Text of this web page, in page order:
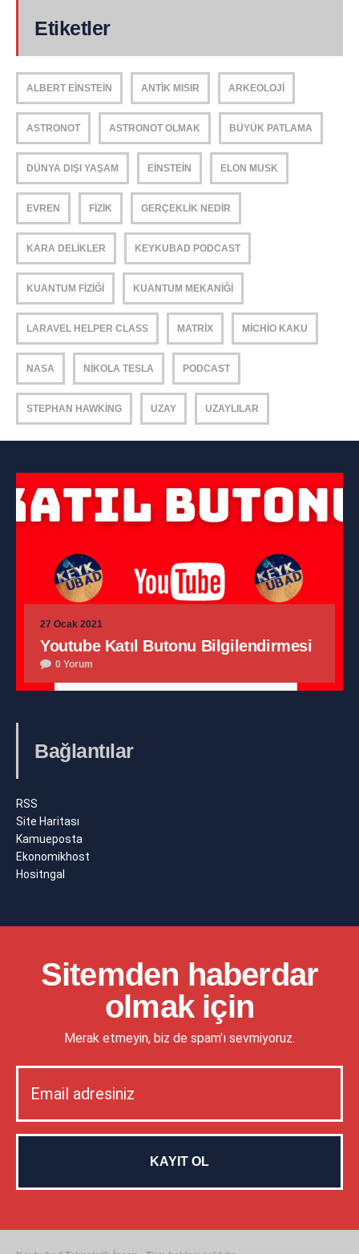
Etiketler
ALBERT EINSTEIN ANTIK MISIR ARKEOLOJI
ASTRONOT ASTRONOT OLMAK BÜYÜK PATLAMA
DÜNYA DIŞI YAŞAM EINSTEIN ELON MUSK
EVREN FIZIK GERÇEKLIK NEDIR
KARA DELIKLER KEYKUBAD PODCAST
KUANTUM FIZIĞI KUANTUM MEKANIĞI
LARAVEL HELPER CLASS MATRIX MICHIO KAKU
NASA NIKOLA TESLA PODCAST
STEPHAN HAWKING UZAY UZAYLILAR
27 Ocak 2021
Youtube Katıl Butonu Bilgilendirmesi
0 Yorum
Bağlantılar
RSS
Site Haritası
Kamueposta
Ekonomikhost
Hositngal
Sitemden haberdar
olmak için
Merak etmeyin, biz de spam'ı sevmiyoruz.